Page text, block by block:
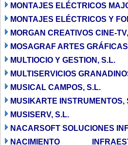
MONTAJES ELÉCTRICOS
MONTAJES ELÉCTRICOS Y
MORGAN CREATIVOS CINE-
MOSAGRAF ARTES
MULTIOCIO Y GESTION, S.L.
MULTISERVICIOS
MUSICAL CAMPOS, S.L.
MUSIKARTE INSTRUMENTOS,
MUSISERV, S.L.
NACARSOFT SOLUCIONES
NACIMIENTO